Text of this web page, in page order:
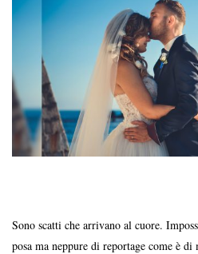
Sono scatti che arrivano al cuore.
posa ma neppure di reportage come è